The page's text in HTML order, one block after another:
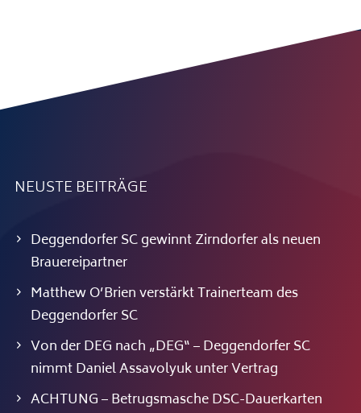
NEUSTE BEITRÄGE
Deggendorfer SC gewinnt Zirndorfer als neuen
Brauereipartner
Matthew O’Brien verstärkt Trainerteam des
Deggendorfer SC
Von der DEG nach „DEG“ – Deggendorfer SC
nimmt Daniel Assavolyuk unter Vertrag
ACHTUNG – Betrugsmasche DSC-Dauerkarten